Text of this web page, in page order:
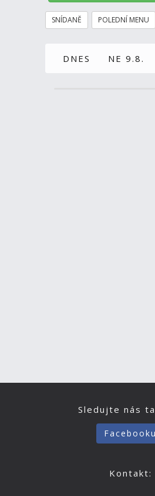
SNÍDANĚ POLEDNÍ MENU
DNES NE 9.8.
Sledujte nás
Facebooku
Kontakt: